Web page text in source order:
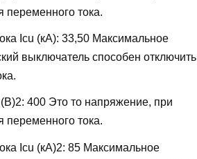
переменного тока.
Icu (кА): 33,50 Максимальное
выключатель способен отключить
400 Это то напряжение, при
переменного тока.
Icu (кА)2: 85 Максимальное